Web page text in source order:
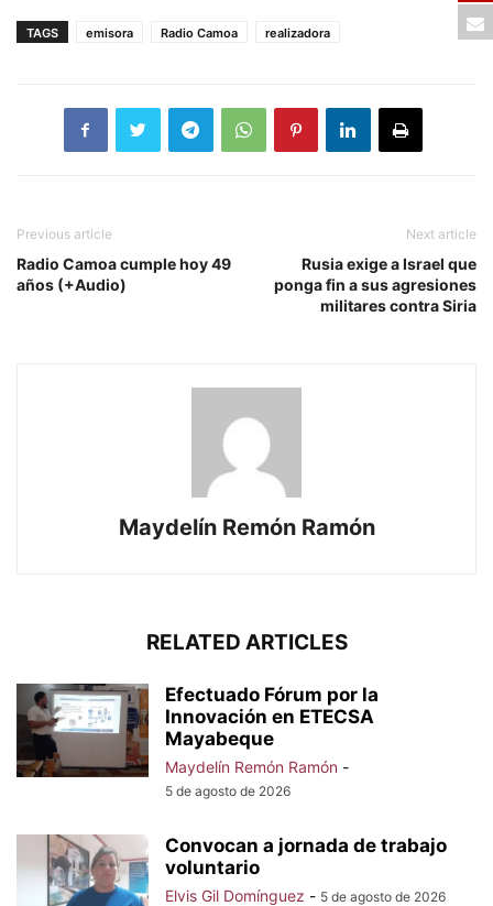
TAGS emisora Radio Camoa realizadora
Previous article
Radio Camoa cumple hoy 49
años (+Audio)
Next article
Rusia exige a Israel que
ponga fin a sus agresiones
militares contra Siria
Maydelín Remón Ramón
RELATED ARTICLES
Efectuado Fórum por la
Innovación en ETECSA
Mayabeque
Maydelín Remón Ramón -
5 de agosto de 2026
Convocan a jornada de trabajo
voluntario
Elvis Gil Domínguez - 5 de agosto de 2026